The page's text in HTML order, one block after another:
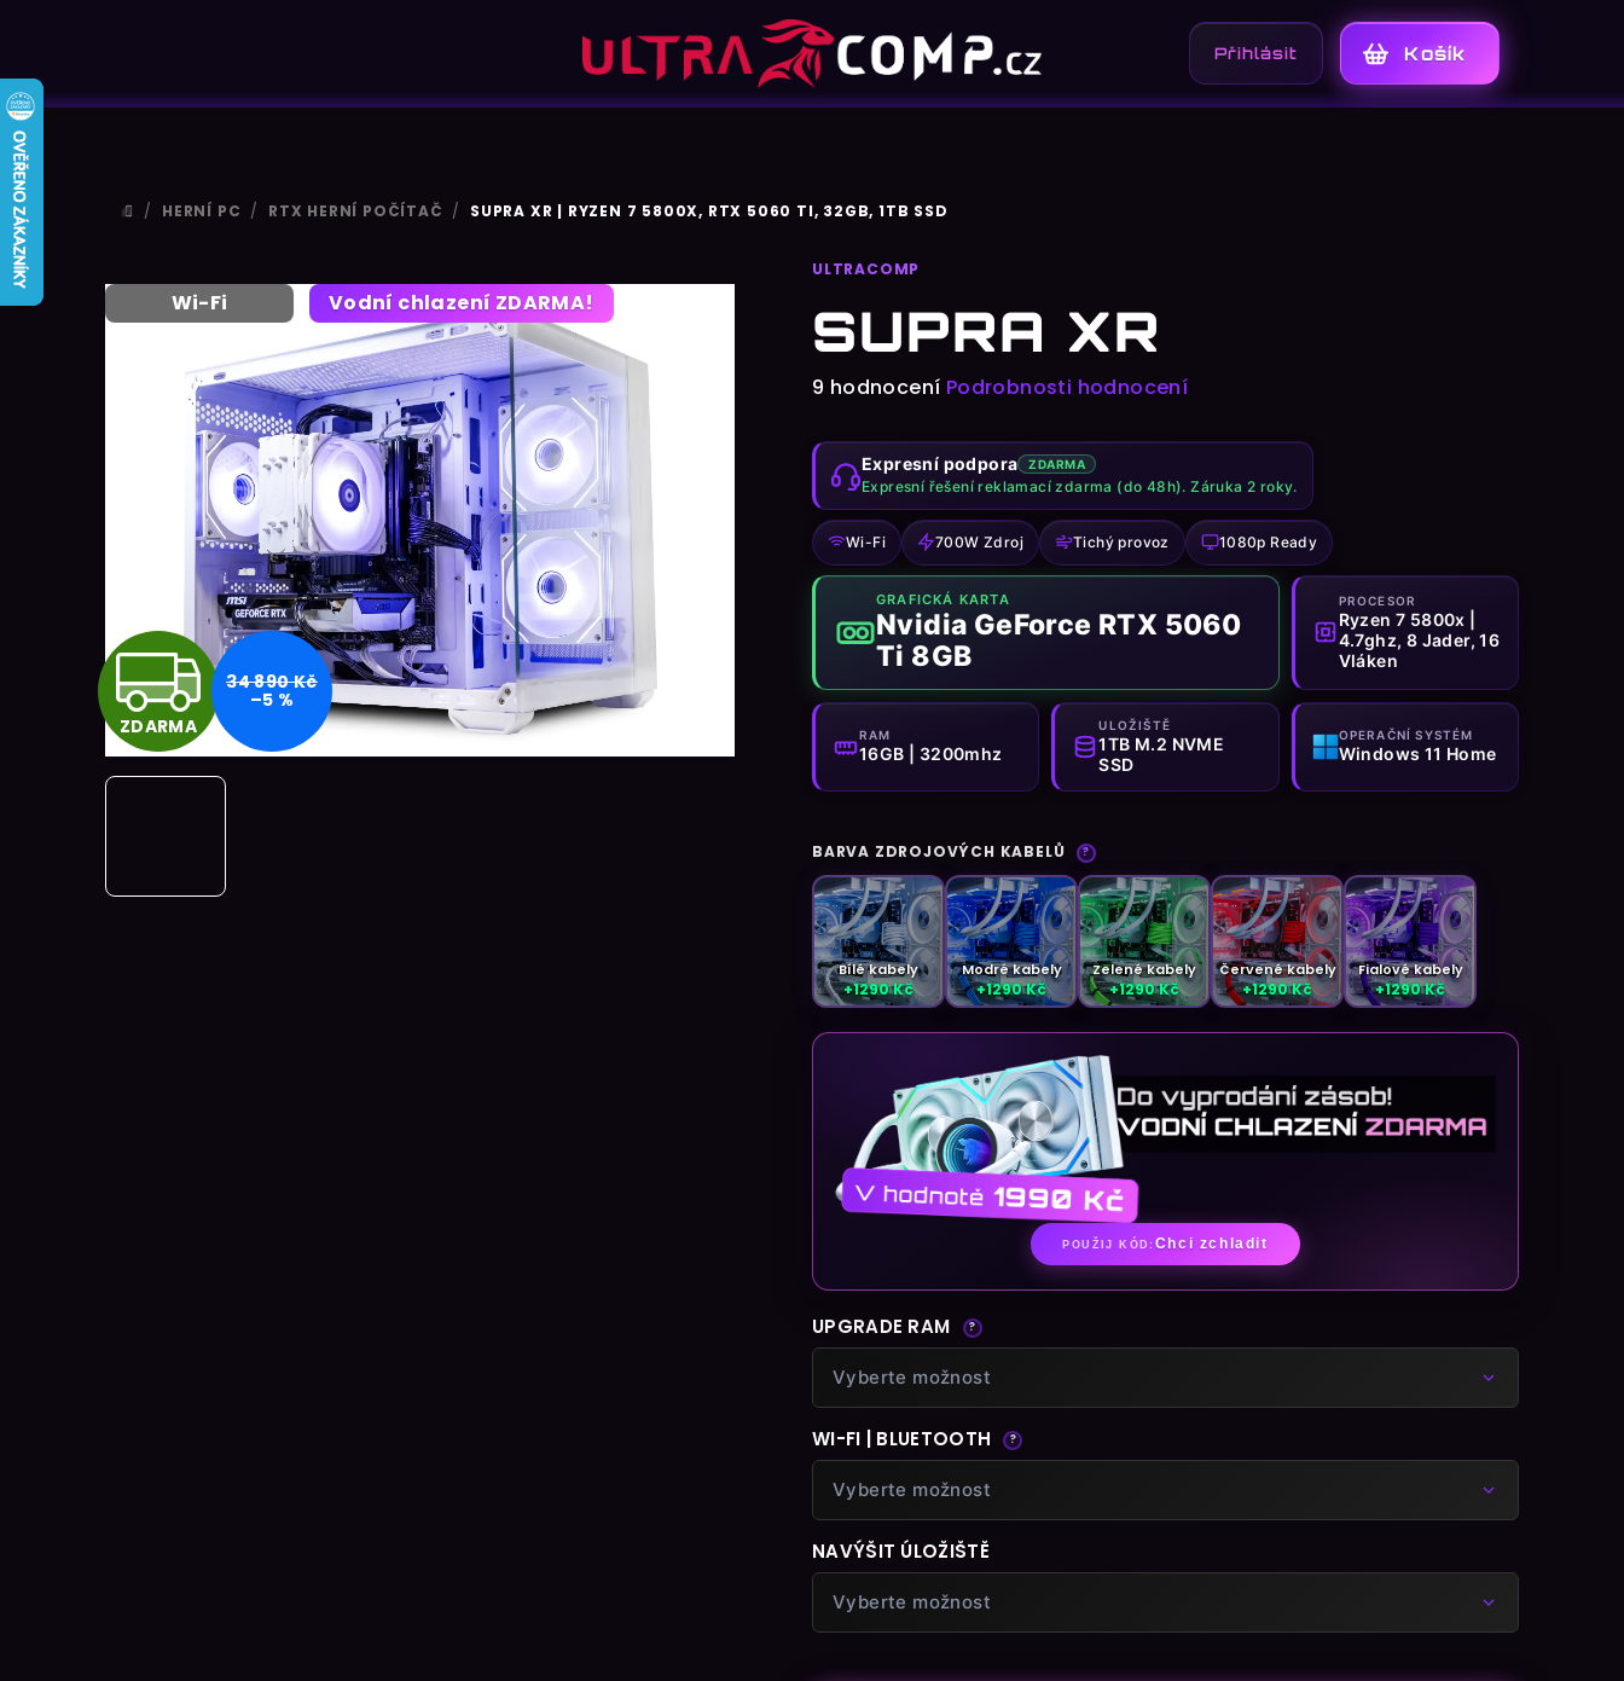
Přihlášení
Nákupní
DOMŮ
/ HERNÍ PC / RTX HERNÍ POČÍTAČ / SUPRA XR | RYZEN 7 5800X, RTX 5060 TI, 32GB, 1TB SSD
ULTRACOMP
SUPRA XR
Průměrné
produktu
4,8
z
5
hvězdiček.
9 hodnocení Podrobnosti hodnocení
Expresní podpora ZDARMA
Expresní řešení reklamací zdarma (do 48h). Záruka 2 roky.
Wi-Fi 700W Zdroj Tichý provoz 1080p Ready
PROCESOR
Ryzen 7 5800x |
4.7ghz, 8 Jader, 16
Vláken
RAM
16GB | 3200mhz
GRAFICKÁ KARTA
Nvidia GeForce RTX 5060
Ti 8GB
ULOŽIŠTĚ
1TB M.2 NVME
SSD
OPERAČNÍ SYSTÉM
Windows 11 Home
BARVA ZDROJOVÝCH KABELŮ ?
Bílé kabely
+1290 Kč
Modré kabely
+1290 Kč
Zelené kabely
+1290 Kč
Červené kabely
+1290 Kč
Fialové kabely
+1290 Kč
POUŽIJ KÓD: Chci zchladit
UPGRADE RAM ?
Vyberte možnost
WI-FI | BLUETOOTH ?
Vyberte možnost
NAVÝŠIT ÚLOŽIŠTĚ
Vyberte možnost
Wi-Fi Vodní chlazení ZDARMA!
Z
D
ZDARMA
34 890 Kč
–5 %